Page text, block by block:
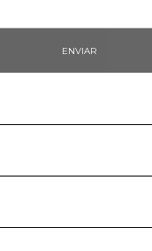
ENVIAR